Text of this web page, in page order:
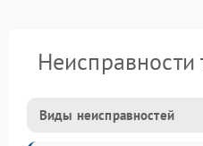
Неисправности
Виды неисправностей